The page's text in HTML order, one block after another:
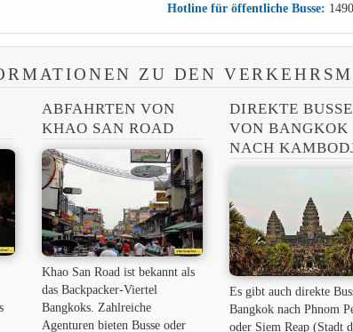
Hotline für öffentliche Busse:
ZU DEN
ABFAHRTEN VON
KHAO SAN ROAD
Khao San Road ist bekannt als
das Backpacker-Viertel
Bangkoks. Zahlreiche
Agenturen bieten Busse oder
DIREKTE BUSSE
VON BANGKOK
NACH
Es gibt auch direkte
Bangkok nach Phnom
oder Siem Reap (Stadt